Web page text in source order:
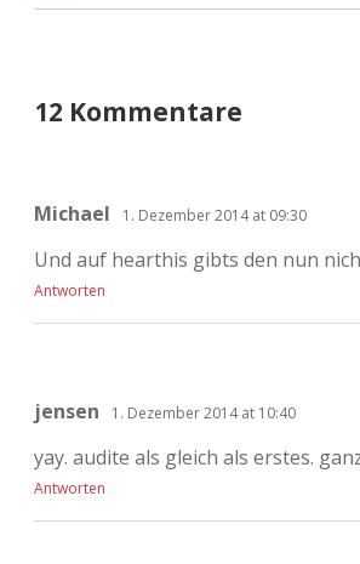
12 Kommentare
Michael 1. Dezember 2014 at 09:30
Und auf hearthis gibts den nun
Antworten
jensen 1. Dezember 2014 at 10:40
yay. audite als gleich als erstes.
Antworten